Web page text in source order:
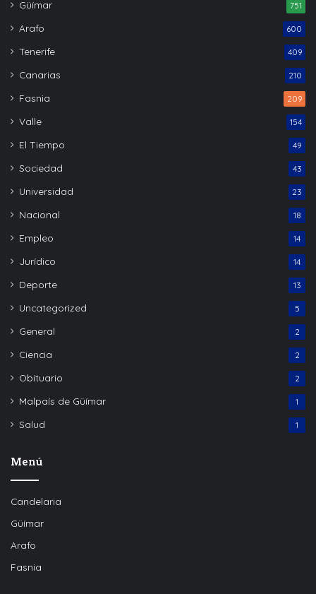
Güímar 751
Arafo 600
Tenerife 409
Canarias 210
Fasnia 209
Valle 154
El Tiempo 49
Sociedad 43
Universidad 23
Nacional 18
Empleo 14
Jurídico 14
Deporte 13
Uncategorized 5
General 2
Ciencia 2
Obituario 2
Malpaís de Güímar 1
Salud 1
Menú
Candelaria
Güímar
Arafo
Fasnia